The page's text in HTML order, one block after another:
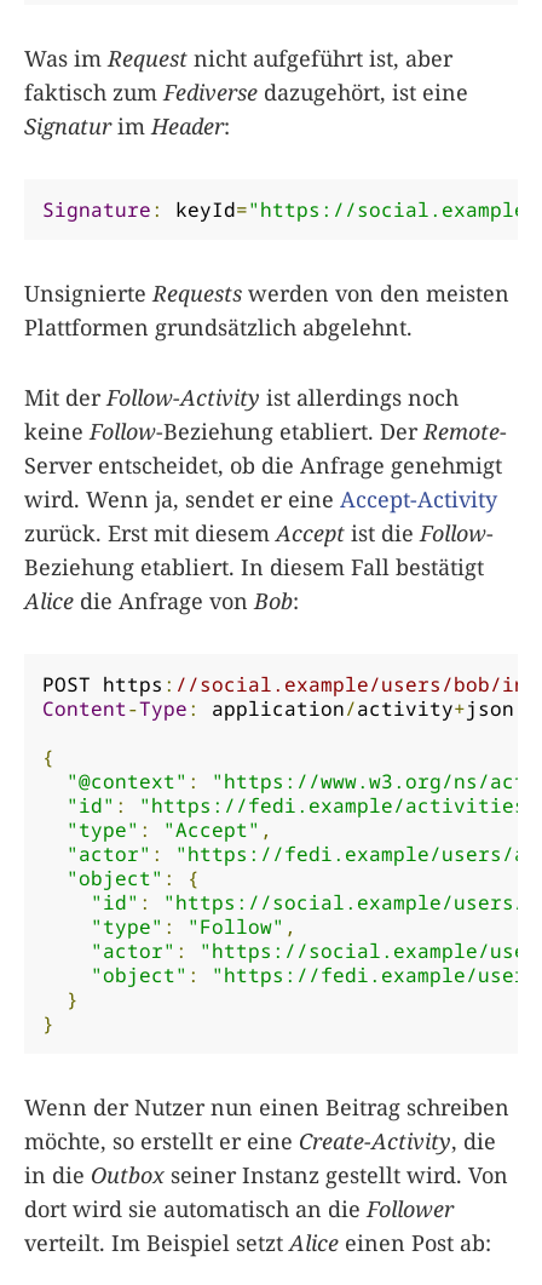
Was im Request nicht aufgeführt ist, aber
faktisch zum Fediverse dazugehört, ist eine
Signaturim Header:
Signature: keyId="https://social.example/
Unsignierte Requests werden von den meisten
Plattformen grundsätzlich abgelehnt.
Mit der Follow-Activity ist allerdings noch
keine Follow-Beziehung etabliert. Der Remote-
Server entscheidet, ob die Anfrage genehmigt
wird. Wenn ja, sendet er eine Accept-Activity
zurück. Erst mit diesem Accept ist die Follow-
Beziehung etabliert. In diesem Fall bestätigt
Alice die Anfrage von Bob:
POST https : //social.example/users/bob/
Content-Type: application/activity+json
{
"@context" :
"https://www.w3.org/ns/
"id" :
"https://fedi.example/activities/
"type" : "Accept" ,
"actor" :
"https://fedi.example/users/
"object" :
{
"id" :
"https://social.example/
"type" : "Follow" ,
"actor" :
"https://social.example/
"object" :
"https://fedi.example/
}
}
Wenn der Nutzer nun einen Beitrag schreiben
möchte, so erstellt er eine Create-Activity, die
in die Outbox seiner Instanz gestellt wird. Von
dort wird sie automatisch an die Follower
verteilt. Im Beispiel setzt Alice einen Post ab: